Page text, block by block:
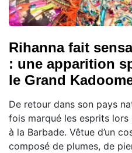
Rihanna fait
: une apparition
le Grand
De retour dans son pays
fois marqué les esprits
à la Barbade. Vêtue d’un
composé de plumes, de